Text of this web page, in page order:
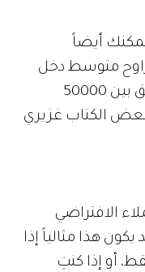
أيضاً
متوسط دخل
كاتب المحتوى عن بُعد في التسويق بين 50000
بعض الكتاب غزيري
الافتراضي
لكن قد يكون هذا مثالياً إذا
أو إذا كنتِ